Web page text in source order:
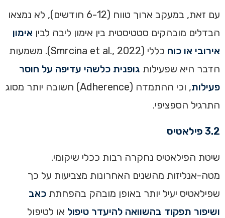
עם זאת, במעקב ארוך טווח (6-12 חודשים), לא נמצאו
הבדלים מובהקים סטטיסטית בין אימון ליבה לבין אימון
אירובי או כוח
כללי (Smrcina et al., 2022). משמעות
הדבר היא שפעילות גופנית כלשהי עדיפה על חוסר
פעילות
, וכי ההתמדה (Adherence) חשובה יותר מסוג
התרגיל הספציפי.
3.2 פילאטיס
שיטת הפילאטיס נחקרה רבות ככלי שיקומי.
מטה-אנליזות מהשנים האחרונות מצביעות על כך
שפילאטיס יעיל יותר באופן מובהק בהפחתת כאב
ושיפור תפקוד בהשוואה להיעדר טיפול או לטיפול